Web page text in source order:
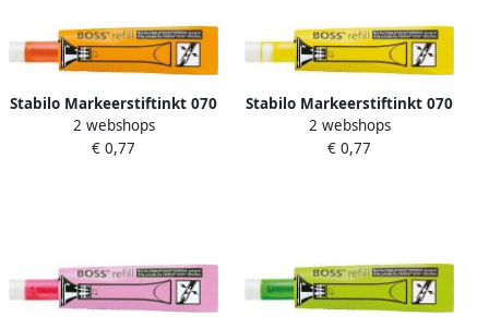
Stabilo Markeerstiftinkt 070
54 oranje
2 webshops
€ 0,77
Stabilo Markeerstiftinkt 070
24 geel
2 webshops
€ 0,77